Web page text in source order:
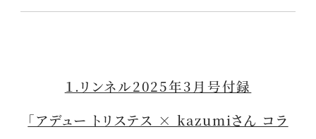
１.リンネル2025年3月号付録
「アデュー トリステス × kazumiさん コラ